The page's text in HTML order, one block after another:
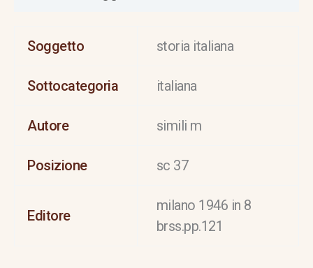
Soggetto storia italiana
Sottocategoria italiana
Autore simili m
Posizione sc 37
Editore
milano 1946 in 8
brss.pp.121